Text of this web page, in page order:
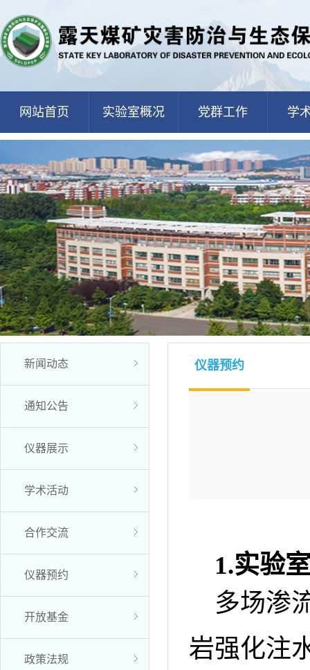
网站首页 实验室概况 党群工作 学
新闻动态
通知公告
仪器展示
学术活动
合作交流
仪器预约
开放基金
政策法规
仪器预约
1.实验
多场渗
岩强化注